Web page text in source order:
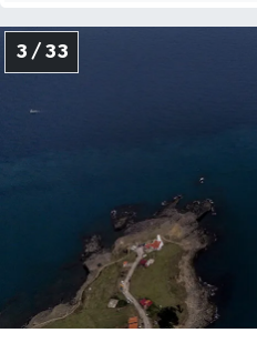
3 / 33Gümüşhane Müftülüğü
Iğdır Müftülüğü
Isparta Müftülüğü
İstanbul Müftülüğü